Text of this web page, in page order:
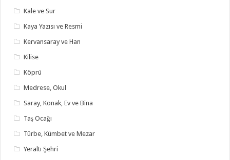
Kale ve Sur
Kaya Yazısı ve Resmi
Kervansaray ve Han
Kilise
Köprü
Medrese, Okul
Saray, Konak, Ev ve Bina
Taş Ocağı
Türbe, Kümbet ve Mezar
Yeraltı Şehri